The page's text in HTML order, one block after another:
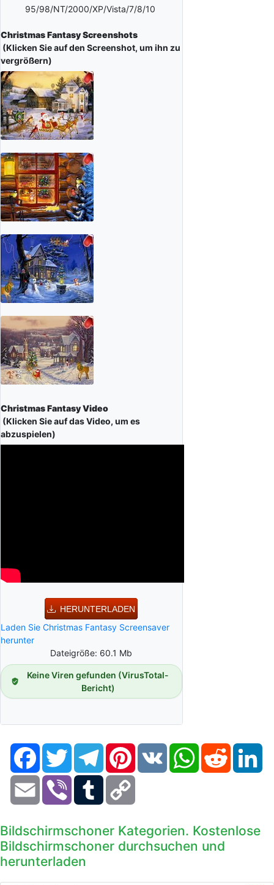
95/98/NT/2000/XP/Vista/7/8/10
Christmas Fantasy Screenshots
(Klicken Sie auf den Screenshot, um ihn zu
vergrößern)
Christmas Fantasy Video
(Klicken Sie auf das Video, um es
abzuspielen)
HERUNTERLADEN
Laden Sie Christmas Fantasy Screensaver
herunter
Dateigröße: 60.1 Mb
Keine Viren gefunden (VirusTotal-
Bericht)
FacebookTwitter TelegramPinterestVK WhatsAppReddit
Email Viber Tumblr
Bildschirmschoner Kategorien. Kostenlose
Bildschirmschoner durchsuchen und
herunterladen